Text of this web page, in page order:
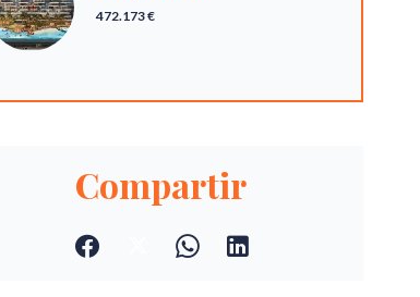
472.173 €
Compartir